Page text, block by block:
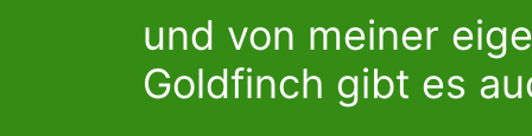
und von meiner
Goldfinch gibt es